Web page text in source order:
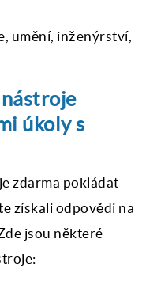
umění, inženýrství,
úkoly s
zdarma pokládat
získali odpovědi na
jsou některé